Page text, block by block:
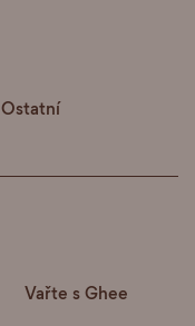
Vařte s Ghee
Ostatní